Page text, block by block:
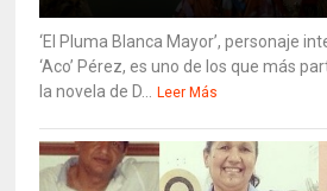
‘El Pluma Blanca Mayor’, personaje
‘Aco’ Pérez, es uno de los que más
la novela de D...
Leer Más